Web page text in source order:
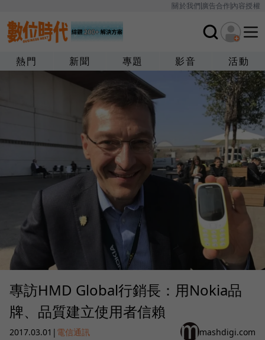
關於我們廣告合作內容授權
熱門 新聞 專題 影音 活動
專訪HMD Global行銷長：用Nokia品
牌、品質建立使用者信賴
2017.03.01 | 電信通訊 mashdigi.com